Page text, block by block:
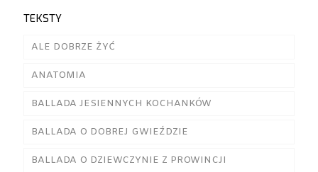
TEKSTY
ALE DOBRZE ŻYĆ
ANATOMIA
BALLADA JESIENNYCH KOCHANKÓW
BALLADA O DOBREJ GWIEŹDZIE
BALLADA O DZIEWCZYNIE Z PROWINCJI